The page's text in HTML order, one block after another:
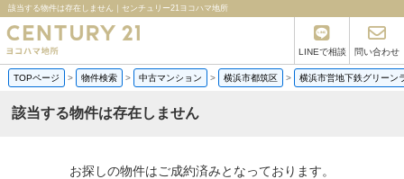
該当する物件は存在しません｜センチュリー21ヨコハマ地所
LINEで相談 問い合わせ
TOPページ > 物件検索 > 中古マンション > 横浜市都筑区 > 横浜市営地下鉄グリーン
該当する物件は存在しません
お探しの物件はご成約済みとなっております。